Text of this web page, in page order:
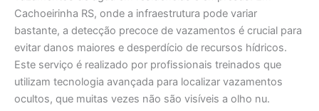
Cachoeirinha RS, onde a infraestrutura pode variar
bastante, a detecção precoce de vazamentos é crucial para
evitar danos maiores e desperdício de recursos hídricos.
Este serviço é realizado por profissionais treinados que
utilizam tecnologia avançada para localizar vazamentos
ocultos, que muitas vezes não são visíveis a olho nu.